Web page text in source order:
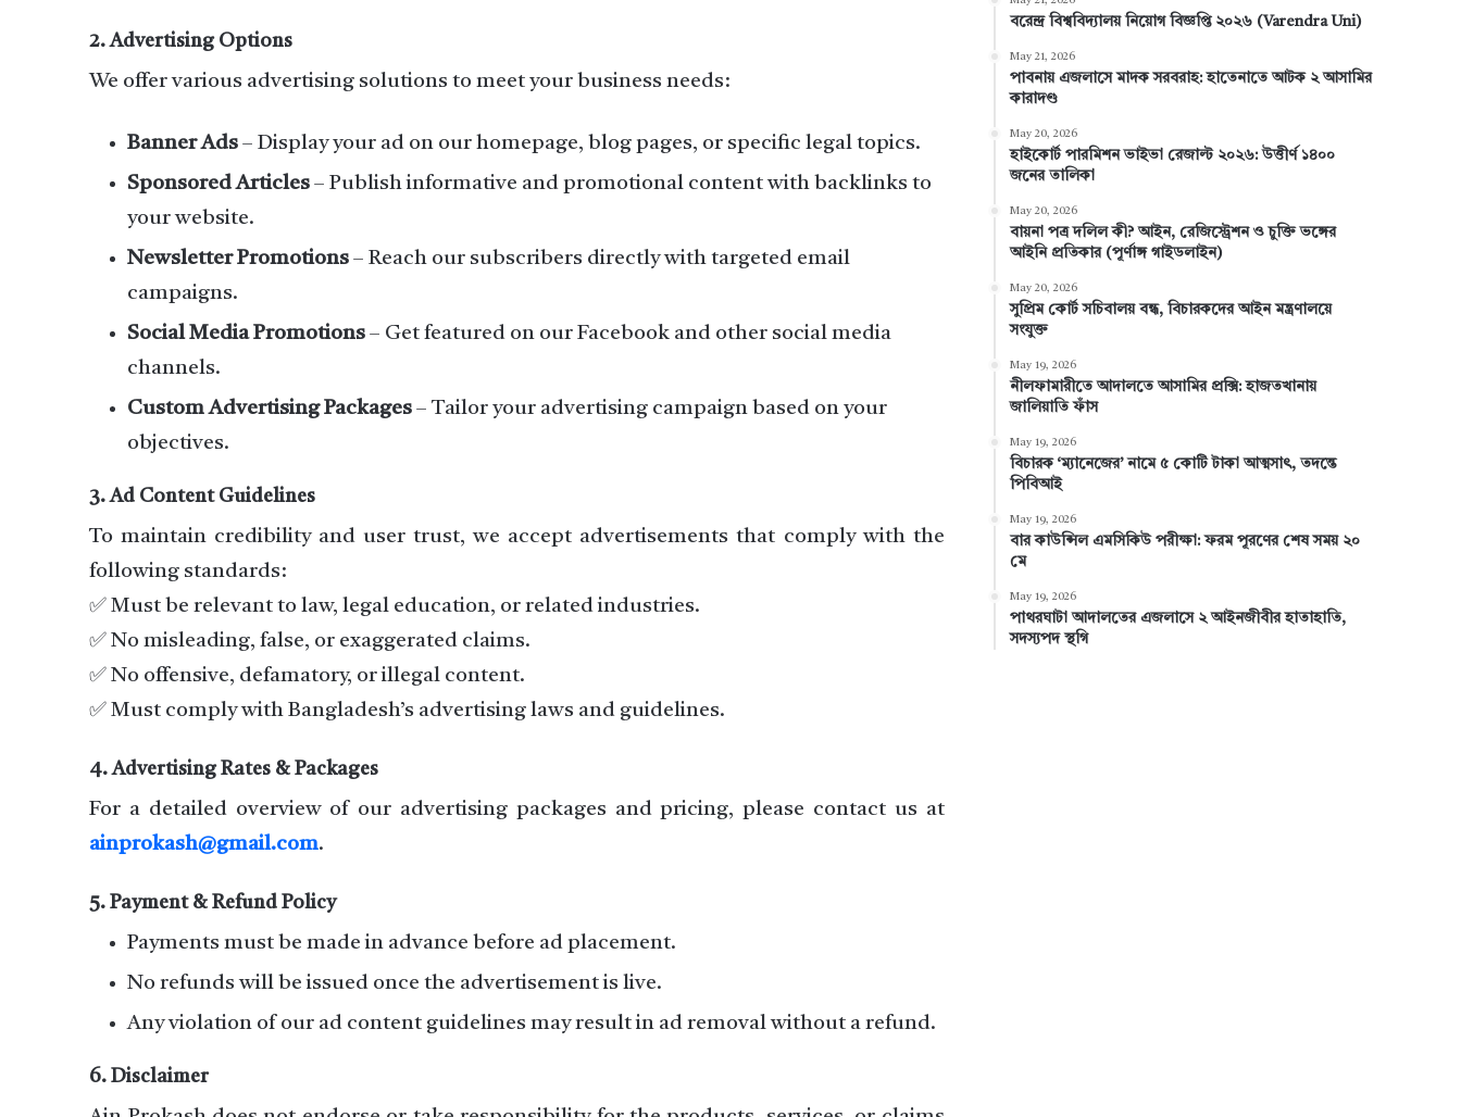
2. Advertising Options
We offer various advertising solutions to meet your business needs:
Banner Ads – Display your ad on our homepage, blog pages, or specific legal topics.
Sponsored Articles – Publish informative and promotional content with backlinks to
your website.
Newsletter Promotions – Reach our subscribers directly with targeted email
campaigns.
Social Media Promotions – Get featured on our Facebook and other social media
channels.
Custom Advertising Packages – Tailor your advertising campaign based on your
objectives.
3. Ad Content Guidelines
To maintain credibility and user trust, we accept advertisements that comply with the
following standards:
✅ Must be relevant to law, legal education, or related industries.
✅ No misleading, false, or exaggerated claims.
✅ No offensive, defamatory, or illegal content.
✅ Must comply with Bangladesh’s advertising laws and guidelines.
4. Advertising Rates & Packages
For a detailed overview of our advertising packages and pricing, please contact us at
ainprokash@gmail.com.
5. Payment & Refund Policy
Payments must be made in advance before ad placement.
No refunds will be issued once the advertisement is live.
Any violation of our ad content guidelines may result in ad removal without a refund.
6. Disclaimer
o
k
r
e
s
t
d
n
b g
a
বরেন্দ্র বিশ্ববিদ্যালয় নিয়োগ বিজ্ঞপ্তি ২০২৬ (Varendra Uni)
May 21, 2026
পাবনায় এজলাসে মাদক সরবরাহ: হাতেনাতে আটক ২ আসামির
কারাদণ্ড
May 20, 2026
হাইকোর্ট পারমিশন ভাইভা রেজাল্ট ২০২৬: উত্তীর্ণ ১৪০০
জনের তালিকা
May 20, 2026
বায়না পত্র দলিল কী? আইন, রেজিস্ট্রেশন ও চুক্তি ভঙ্গের
আইনি প্রতিকার (পূর্ণাঙ্গ গাইডলাইন)
May 20, 2026
সুপ্রিম কোর্ট সচিবালয় বন্ধ, বিচারকদের আইন মন্ত্রণালয়ে
সংযুক্ত
May 19, 2026
নীলফামারীতে আদালতে আসামির প্রক্সি: হাজতখানায়
জালিয়াতি ফাঁস
May 19, 2026
বিচারক ‘ম্যানেজের’ নামে ৫ কোটি টাকা আত্মসাৎ, তদন্তে
পিবিআই
May 19, 2026
বার কাউন্সিল এমসিকিউ পরীক্ষা: ফরম পূরণের শেষ সময় ২০
মে
May 19, 2026
পাথরঘাটা আদালতের এজলাসে ২ আইনজীবীর হাতাহাতি,
সদস্যপদ স্থগি